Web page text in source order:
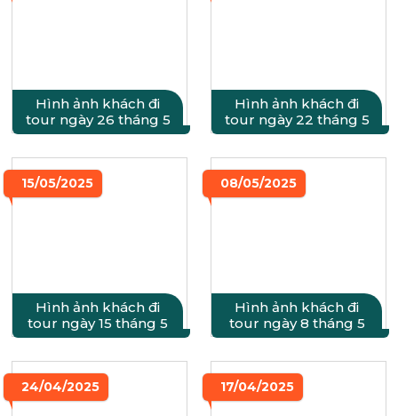
Hình ảnh khách đi
tour ngày 26 tháng 5
Hình ảnh khách đi
tour ngày 22 tháng 5
15/05/2025
Hình ảnh khách đi
tour ngày 15 tháng 5
08/05/2025
Hình ảnh khách đi
tour ngày 8 tháng 5
24/04/2025 17/04/2025